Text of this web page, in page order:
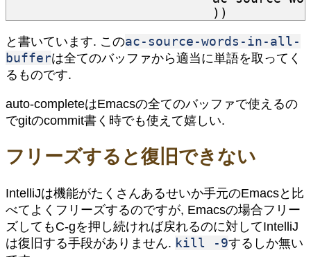
))
と書いています. このac-source-words-in-all-
bufferは全てのバッファから適当に単語を取ってく
るものです.
auto-completeはEmacsの全てのバッファで使えるの
でgitのcommit書く時でも使えて嬉しい.
フリーズすると復旧できない
IntelliJは機能がたくさんあるせいか手元のEmacsと比
べてよくフリーズするのですが, Emacsの場合フリー
ズしてもC-gを押し続ければ戻れるのに対してIntelliJ
は復旧する手段がありません. kill -9するしか無い